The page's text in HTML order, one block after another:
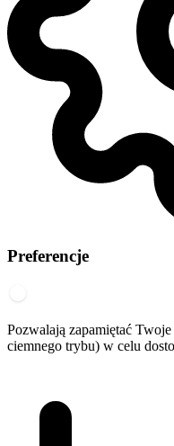
Preferencje
Pozwalają zapamiętać
ciemnego trybu) w celu